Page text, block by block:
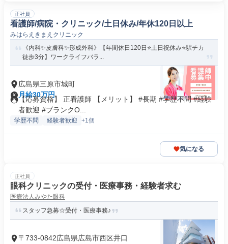
正社員
看護師/病院・クリニック/土日休み/年休120日以上
みはらえきまえクリニック
《内科✨皮膚科✨形成外科》【年間休日120日⭐土日祝休み⭐駅チカ
徒歩3分】ワークライフバラ...
広島県三原市城町
月給30万円
【応募資格】 正看護師 【メリット】 #長期 #学歴不問 #経験
者歓迎 #ブランクO...
学歴不問 経験者歓迎 +1個
気になる
正社員
眼科クリニックの受付・医療事務・経験者求む
医療法人みやた眼科
スタッフ急募☆受付・医療事務♪
〒733-0842広島県広島市西区井口